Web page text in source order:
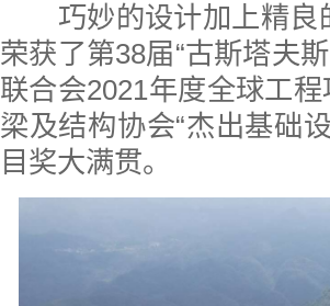
巧妙的设计加上精良
荣获了第38届“古斯塔夫
联合会2021年度全球工
梁及结构协会“杰出基础
目奖大满贯。